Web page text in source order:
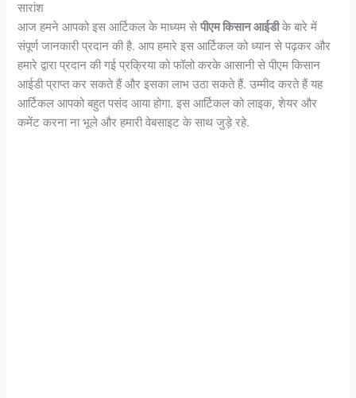
सारांश
आज हमने आपको इस आर्टिकल के माध्यम सेपीएम किसान आईडीके बारे में
संपूर्ण जानकारी प्रदान की है. आप हमारे इस आर्टिकल को ध्यान से पढ़कर और
हमारे द्वारा प्रदान की गई प्रक्रिया को फॉलो करके आसानी से पीएम किसान
आईडी प्राप्त कर सकते हैं और इसका लाभ उठा सकते हैं. उम्मीद करते हैं यह
आर्टिकल आपको बहुत पसंद आया होगा. इस आर्टिकल को लाइक, शेयर और
कमेंट करना ना भूले और हमारी वेबसाइट के साथ जुड़े रहे.